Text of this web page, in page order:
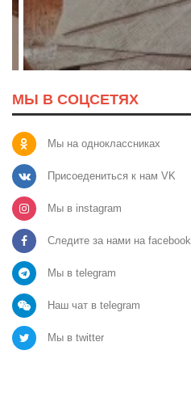
МЫ В СОЦСЕТЯХ
Мы на одноклассниках
Присоедениться к нам VK
Мы в instagram
Следите за нами на facebook
Мы в telegram
Наш чат в telegram
Мы в twitter